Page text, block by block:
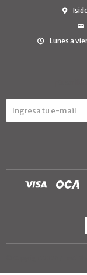
Lunes a